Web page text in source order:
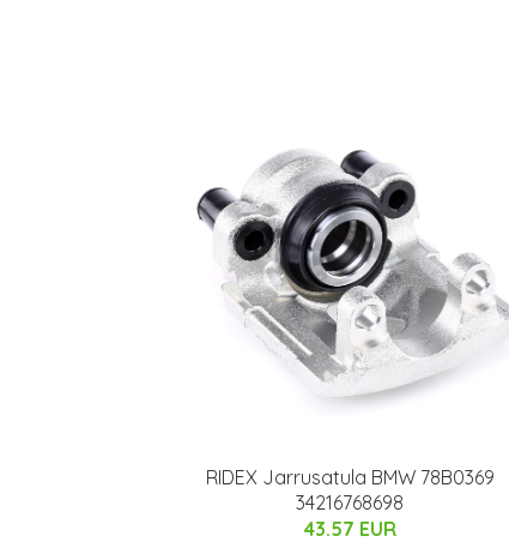
RIDEX Jarrusatula BMW 78B0369
34216768698
43.57 EUR